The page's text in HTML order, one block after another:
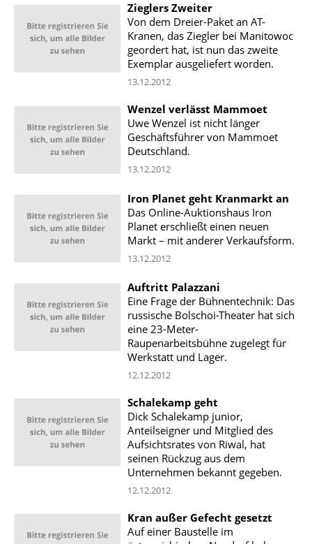
Zieglers Zweiter
Von dem Dreier-Paket an AT-
Kranen, das Ziegler bei Manitowoc
geordert hat, ist nun das zweite
Exemplar ausgeliefert worden.
13.12.2012
Wenzel verlässt Mammoet
Uwe Wenzel ist nicht länger
Geschäftsführer von Mammoet
Deutschland.
13.12.2012
Iron Planet geht Kranmarkt an
Das Online-Auktionshaus Iron
Planet erschließt einen neuen
Markt – mit anderer Verkaufsform.
13.12.2012
Auftritt Palazzani
Eine Frage der Bühnentechnik: Das
russische Bolschoi-Theater hat sich
eine 23-Meter-
Raupenarbeitsbühne zugelegt für
Werkstatt und Lager.
12.12.2012
Schalekamp geht
Dick Schalekamp junior,
Anteilseigner und Mitglied des
Aufsichtsrates von Riwal, hat
seinen Rückzug aus dem
Unternehmen bekannt gegeben.
12.12.2012
Kran außer Gefecht gesetzt
Auf einer Baustelle im